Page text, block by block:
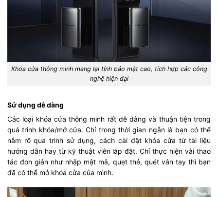
Khóa cửa thông minh mang lại tính bảo mật cao, tích hợp các công
nghệ hiện đại
Sử dụng dễ dàng
Các loại khóa cửa thông minh rất dễ dàng và thuận tiện trong
quá trình khóa/mở cửa. Chỉ trong thời gian ngắn là bạn có thể
nắm rõ quá trình sử dụng, cách cài đặt khóa cửa từ tài liệu
hướng dẫn hay từ kỹ thuật viên lắp đặt. Chỉ thực hiện vài thao
tác đơn giản như nhập mật mã, quẹt thẻ, quét vân tay thì bạn
đã có thể mở khóa cửa của mình.